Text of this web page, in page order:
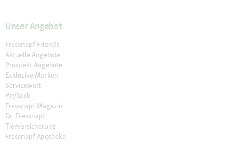
Unser Angebot
Fressnapf Friends
Aktuelle Angebote
Prospekt Angebote
Exklusive Marken
Servicewelt
Payback
Fressnapf Magazin
Dr. Fressnapf
Tierversicherung
Fressnapf Apotheke